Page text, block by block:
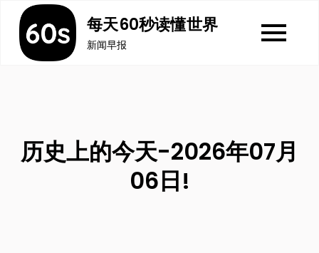
content
每天60秒读懂世界
新闻早报
历史上的今天-2026年07月
06日!